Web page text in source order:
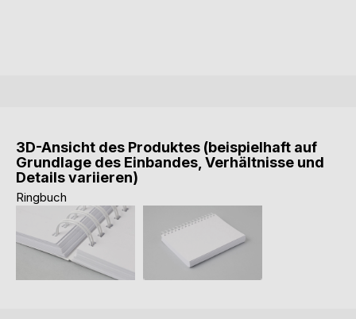
3D-Ansicht des Produktes (beispielhaft auf
Grundlage des Einbandes, Verhältnisse und
Details variieren)
Ringbuch